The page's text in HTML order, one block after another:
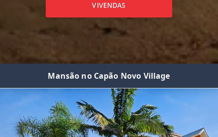
VIVENDAS
Mansão no Capão Novo Village